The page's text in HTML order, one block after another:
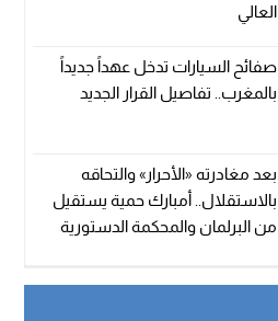
العالي
صفائح السيارات تدخل عهداً جديداً
بالمغرب.. تفاصيل القرار الجديد
بعد مغادرته «الأحرار» والتحاقه
بالاستقلال.. أمبارك حمية يستقيل
من البرلمان والمحكمة الدستورية